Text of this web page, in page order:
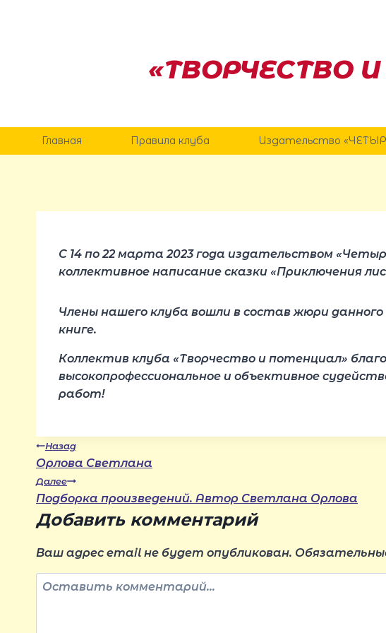
«ТВОРЧЕСТВО
Главная Правила клуба Издательство
С 14 по 22 марта 2023 года издательством
коллективное написание сказки «Приключения
Члены нашего клуба вошли в состав жюри
книге.
Коллектив клуба «Творчество и потенциал»
высокопрофессиональное и объективное
работ!
Навигация
по
записям
Назад
Орлова Светлана
Далее
Подборка произведений. Автор Светлана Орлова
Добавить комментарий
Ваш адрес email не будет опубликован.